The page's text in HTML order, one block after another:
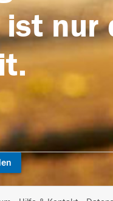
ist nur